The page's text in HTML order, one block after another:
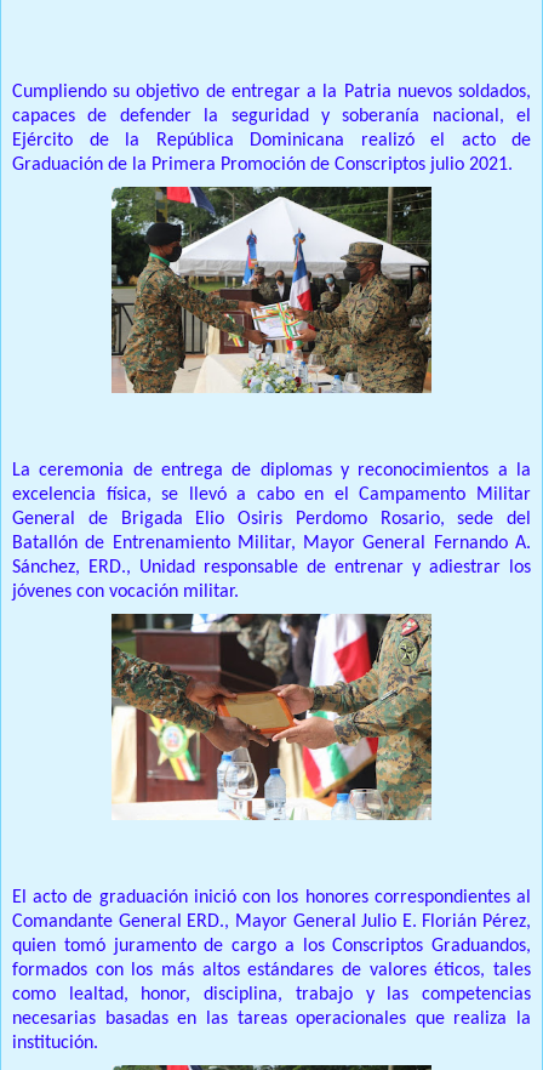
Cumpliendo su objetivo de entregar a la Patria nuevos soldados,
capaces de defender la seguridad y soberanía nacional, el
Ejército de la República Dominicana realizó el acto de
Graduación de la Primera Promoción de Conscriptos julio 2021.
La ceremonia de entrega de diplomas y reconocimientos a la
excelencia física, se llevó a cabo en el Campamento Militar
General de Brigada Elio Osiris Perdomo Rosario, sede del
Batallón de Entrenamiento Militar, Mayor General Fernando A.
Sánchez, ERD., Unidad responsable de entrenar y adiestrar los
jóvenes con vocación militar.
El acto de graduación inició con los honores correspondientes al
Comandante General ERD., Mayor General Julio E. Florián Pérez,
quien tomó juramento de cargo a los Conscriptos Graduandos,
formados con los más altos estándares de valores éticos, tales
como lealtad, honor, disciplina, trabajo y las competencias
necesarias basadas en las tareas operacionales que realiza la
institución.